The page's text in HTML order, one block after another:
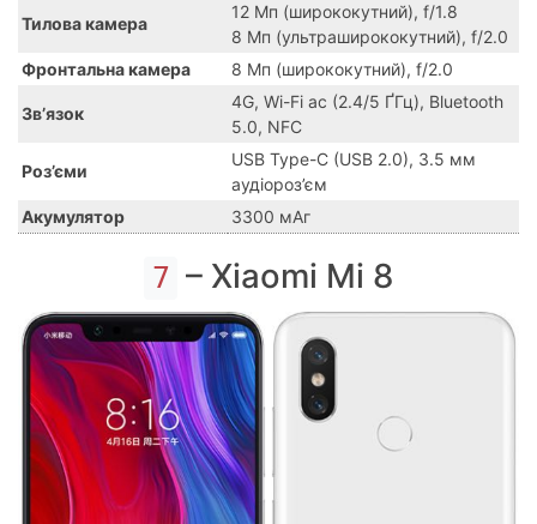
Тилова камера
12 Мп (ширококутний), f/1.8
8 Мп (ультраширококутний), f/2.0
Фронтальна камера
8 Мп (ширококутний), f/2.0
Зв’язок
4G, Wi-Fi ac (2.4/5 ҐГц), Bluetooth
5.0, NFC
Роз’єми
USB Type-C (USB 2.0), 3.5 мм
аудіороз’єм
Акумулятор
3300 мАг
7 – Xiaomi Mi 8